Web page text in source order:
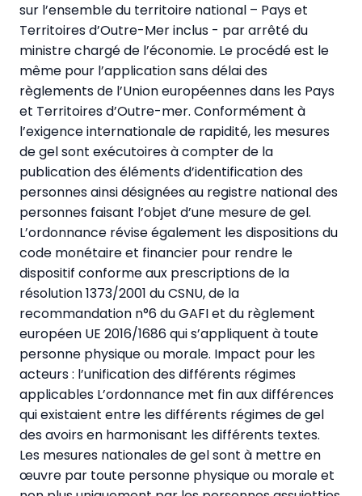
sur l’ensemble du territoire national – Pays et
Territoires d’Outre-Mer inclus - par arrêté du
ministre chargé de l’économie. Le procédé est le
même pour l’application sans délai des
règlements de l’Union européennes dans les Pays
et Territoires d’Outre-mer. Conformément à
l’exigence internationale de rapidité, les mesures
de gel sont exécutoires à compter de la
publication des éléments d’identification des
personnes ainsi désignées au registre national des
personnes faisant l’objet d’une mesure de gel.
L’ordonnance révise également les dispositions du
code monétaire et financier pour rendre le
dispositif conforme aux prescriptions de la
résolution 1373/2001 du CSNU, de la
recommandation n°6 du GAFI et du règlement
européen UE 2016/1686 qui s’appliquent à toute
personne physique ou morale. Impact pour les
acteurs : l’unification des différents régimes
applicables L’ordonnance met fin aux différences
qui existaient entre les différents régimes de gel
des avoirs en harmonisant les différents textes.
Les mesures nationales de gel sont à mettre en
œuvre par toute personne physique ou morale et